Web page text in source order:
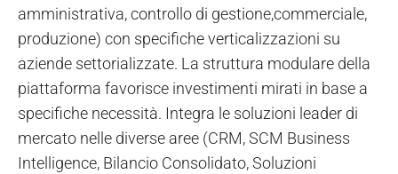
amministrativa, controllo di gestione,commerciale,
produzione) con specifiche verticalizzazioni su
aziende settorializzate. La struttura modulare della
piattaforma favorisce investimenti mirati in base a
specifiche necessità. Integra le soluzioni leader di
mercato nelle diverse aree (CRM, SCM Business
Intelligence, Bilancio Consolidato, Soluzioni